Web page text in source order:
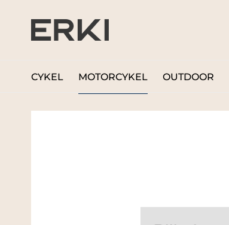
CYKEL MOTORCYKEL OUTDOOR